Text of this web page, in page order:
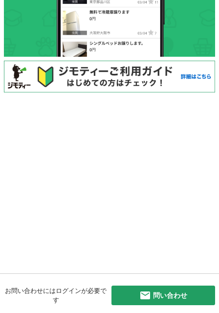
お問い合わせにはログインが必要で
す
問い合わせ